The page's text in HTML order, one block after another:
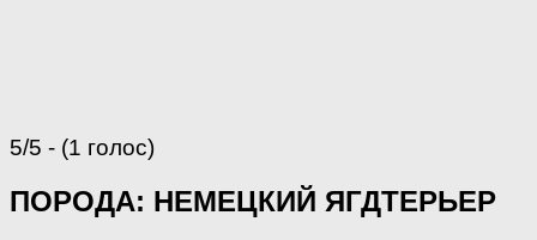
5/5 - (1 голос)
ПОРОДА: НЕМЕЦКИЙ ЯГДТЕРЬЕР